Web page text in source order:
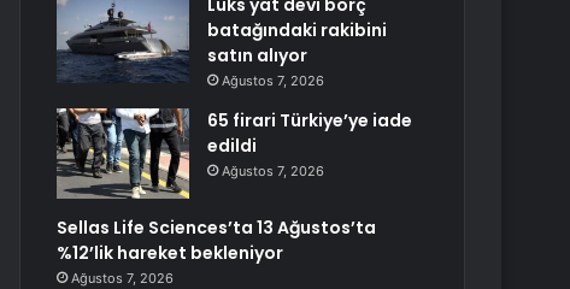
Lüks yat devi borç
batağındaki rakibini
satın alıyor
Ağustos 7, 2026
65 firari Türkiye’ye iade
edildi
Ağustos 7, 2026
Sellas Life Sciences’ta 13 Ağustos’ta
%12’lik hareket bekleniyor
Ağustos 7, 2026